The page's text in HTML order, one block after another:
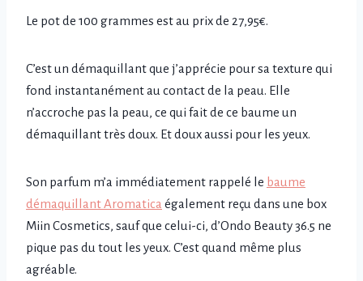
Le pot de 100 grammes est au prix de 27,95€.
C’est un démaquillant que j’apprécie pour sa texture qui
fond instantanément au contact de la peau. Elle
n’accroche pas la peau, ce qui fait de ce baume un
démaquillant très doux. Et doux aussi pour les yeux.
Son parfum m’a immédiatement rappelé le baume
démaquillant Aromatica également reçu dans une box
Miin Cosmetics, sauf que celui-ci, d’Ondo Beauty 36.5 ne
pique pas du tout les yeux. C’est quand même plus
agréable.